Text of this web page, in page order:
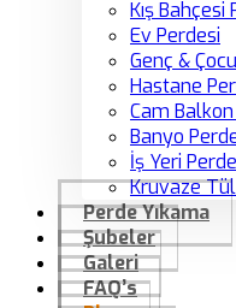
Kış Bahçesi
Ev Perdesi
Genç &
Hastane
Cam
Banyo
İş Yeri
Kruvaze
Perde Yıkama
Şubeler
Galeri
FAQ’s